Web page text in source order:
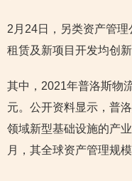
2月24日，另类资产管理
租赁及新项目开发均创新
其中，2021年普洛斯物
元。公开资料显示，普
领域新型基础设施的产
月，其全球资产管理规